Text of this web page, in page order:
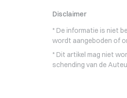
Disclaimer
* De informatie is niet
wordt aangeboden of
* Dit artikel mag niet
schending van de